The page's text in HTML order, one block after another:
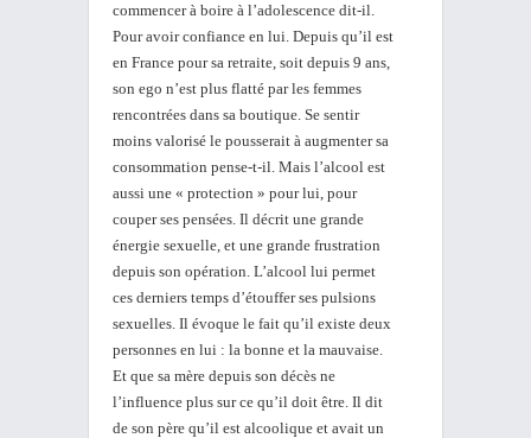
commencer à boire à l’adolescence dit-il.
Pour avoir confiance en lui. Depuis qu’il est
en France pour sa retraite, soit depuis 9 ans,
son ego n’est plus flatté par les femmes
rencontrées dans sa boutique. Se sentir
moins valorisé le pousserait à augmenter sa
consommation pense-t-il. Mais l’alcool est
aussi une « protection » pour lui, pour
couper ses pensées. Il décrit une grande
énergie sexuelle, et une grande frustration
depuis son opération. L’alcool lui permet
ces derniers temps d’étouffer ses pulsions
sexuelles. Il évoque le fait qu’il existe deux
personnes en lui : la bonne et la mauvaise.
Et que sa mère depuis son décès ne
l’influence plus sur ce qu’il doit être. Il dit
de son père qu’il est alcoolique et avait un